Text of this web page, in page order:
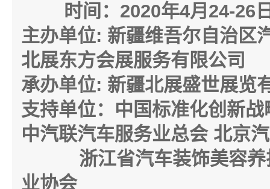
时间： 2020年4月 24-26
主办单位: 新疆维吾尔自治区
北展东方会展服务有限公司
承办单位: 新疆北展盛世展览
支持单位： 中国标准化创新
中汽联汽车服务业总会 北京
浙江省汽车装饰美容
业协会